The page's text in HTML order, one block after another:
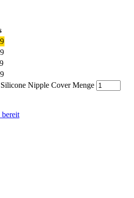
Nipple Cover Menge
bereit